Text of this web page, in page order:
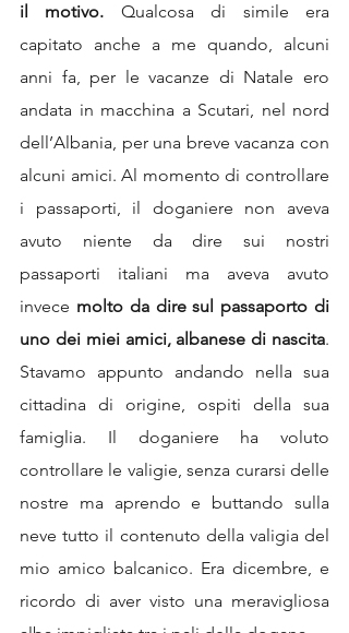
il motivo. Qualcosa di simile era
capitato anche a me quando, alcuni
anni fa, per le vacanze di Natale ero
andata in macchina a Scutari, nel nord
dell’Albania, per una breve vacanza con
alcuni amici. Al momento di controllare
i passaporti, il doganiere non aveva
avuto niente da dire sui nostri
passaporti italiani ma aveva avuto
invece molto da dire sul passaporto di
uno dei miei amici, albanese di nascita.
Stavamo appunto andando nella sua
cittadina di origine, ospiti della sua
famiglia. Il doganiere ha voluto
controllare le valigie, senza curarsi delle
nostre ma aprendo e buttando sulla
neve tutto il contenuto della valigia del
mio amico balcanico. Era dicembre, e
ricordo di aver visto una meravigliosa